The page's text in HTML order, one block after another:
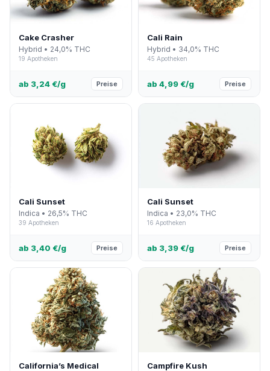
Cake Crasher
Hybrid • 24,0% THC
19 Apotheken
ab 3,24 €/g Preise
Cali Rain
Hybrid • 34,0% THC
45 Apotheken
ab 4,99 €/g Preise
Cali Sunset
Indica • 26,5% THC
39 Apotheken
ab 3,40 €/g Preise
Cali Sunset
Indica • 23,0% THC
16 Apotheken
ab 3,39 €/g Preise
California’s Medical Campfire Kush